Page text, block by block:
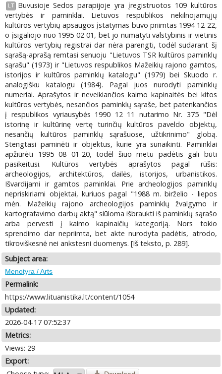
LT
Buvusioje Sedos parapijoje yra įregistruotos 109 kultūros
vertybės ir paminklai. Lietuvos respublikos nekilnojamųjų
kultūros vertybių apsaugos įstatymas buvo priimtas 1994 12 22,
o įsigaliojo nuo 1995 02 01, bet jo numatyti valstybinis ir vietinis
kultūros vertybių registrai dar nėra parengti, todėl sudarant šį
sąrašą-aprašą remtasi senuoju "Lietuvos TSR kultūros paminklų
sąrašu" (1973) ir "Lietuvos respublikos Mažeikių rajono gamtos,
istorijos ir kultūros paminklų katalogu" (1979) bei Skuodo r.
analogišku katalogu (1984). Pagal juos nurodyti paminklų
numeriai. Aprašytos ir neveikiančios kaimo kapinaitės bei kitos
kultūros vertybės, nesančios paminklų sąraše, bet patenkančios
į respublikos vyriausybės 1990 12 11 nutarimo Nr. 375 "Dėl
istorinę ir kultūrinę vertę turinčių kultūros paveldo objektų,
nesančių kultūros paminklų sąrašuose, užtikrinimo" globą.
Stengtasi paminėti ir objektus, kurie yra sunaikinti. Paminklai
apžiūrėti 1995 08 01-20, todėl šiuo metu padėtis gali būti
pasikeitusi. Kultūros vertybės aprašytos pagal rūšis:
archeologijos, architektūros, dailės, istorijos, urbanistikos.
Išvardijami ir gamtos paminklai. Prie archeologijos paminklų
nepriskiriami objektai, kuriuos pagal "1988 m. birželio - liepos
mėn. Mažeikių rajono archeologijos paminklų žvalgymo ir
kartografavimo darbų aktą" siūloma išbraukti iš paminklų sąrašo
arba pervesti į kaimo kapinaičių kategoriją. Nors tokio
sprendimo dar nepriimta, bet akte nurodyta padėtis, atrodo,
tikroviškesnė nei ankstesni duomenys. [Iš teksto, p. 289].
Subject area:
Menotyra / Arts
Permalink:
https://www.lituanistika.lt/content/1054
Updated:
2026-04-17 07:52:37
Metrics:
Views: 29
Export: